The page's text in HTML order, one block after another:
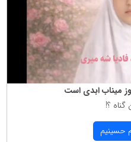
میناب ابدی است
گناه ؟!
حسینیم